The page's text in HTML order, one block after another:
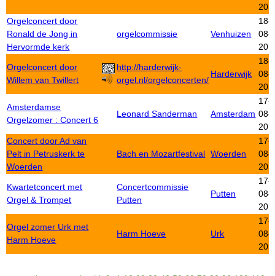
Orgelconcert door
Ronald de Jong in
Hervormde kerk
orgelcommissie Venhuizen
18-
08-
Orgelconcert door
Willem van Twillert
http://harderwijk-
orgel.nl/orgelconcerten/
Harderwijk
18-
08-
Amsterdamse
Orgelzomer : Concert 6
Leonard Sanderman Amsterdam
17-
08-
Concert door Ad van
Pelt in Petruskerk te
Woerden
Bach en Mozartfestival Woerden
17-
08-
Kwartetconcert met
Orgel & Trompet
Concertcommissie
Putten
Putten
17-
08-
Orgel zomer Urk met
Harm Hoeve
Harm Hoeve Urk
17-
08-